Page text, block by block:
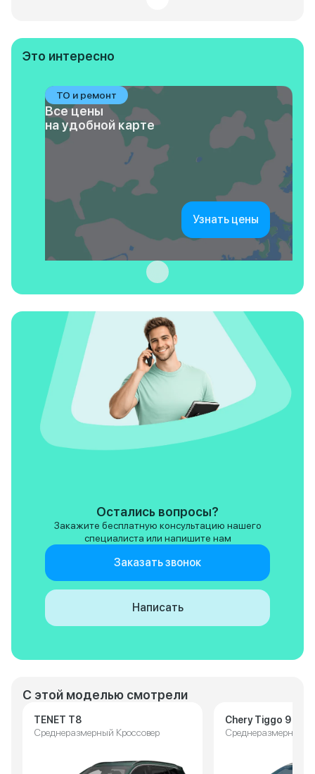
Это интересно
ТО и ремонт
Все цены
на удобной карте
Узнать цены
С этой моделью смотрели
TENET T8
Среднеразмерный Кроссовер
Chery Tiggo 9
Среднеразмерный
Остались вопросы?
Закажите бесплатную консультацию нашего
специалиста или напишите нам
Заказать звонок
Написать